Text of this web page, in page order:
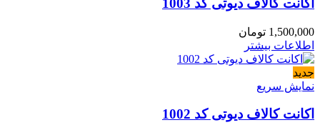
اکانت کالاف دیوتی کد 1003
1,500,000 تومان
اطلاعات بیشتر
جدید
نمایش سریع
اکانت کالاف دیوتی کد 1002